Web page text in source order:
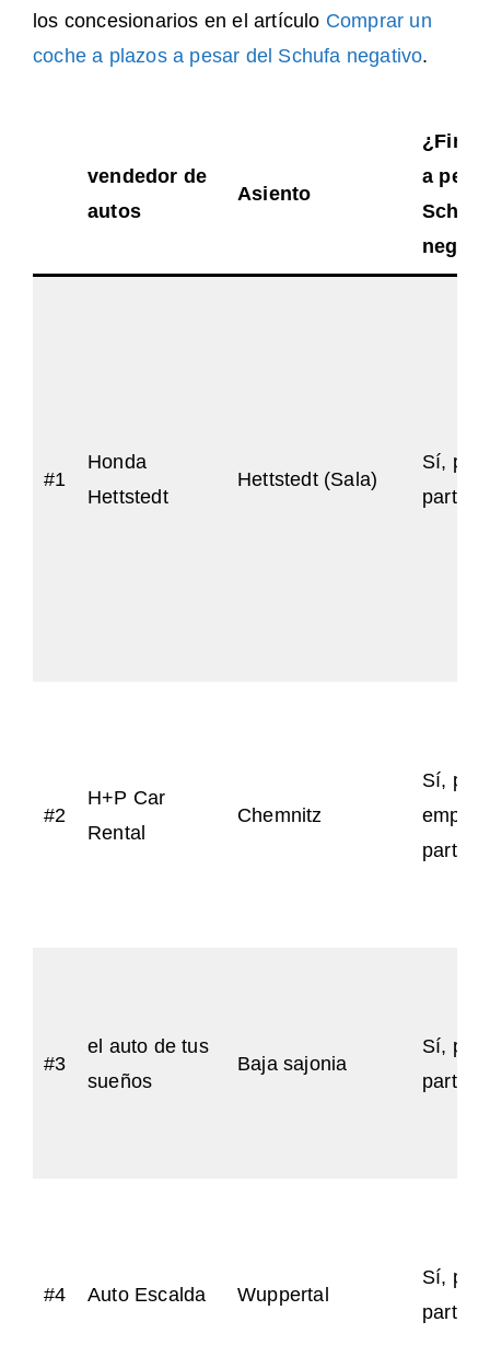
los concesionarios en el artículo Comprar un
coche a plazos a pesar del Schufa negativo.
vendedor de
autos
Asiento
a
Schufa
#1
Honda
Hettstedt
Hettstedt (Sala)
Sí,
#2
H+P Car
Rental
Chemnitz
Sí,
#3
el auto de tus
sueños
Baja sajonia
Sí,
#4 Auto Escalda Wuppertal
Sí,